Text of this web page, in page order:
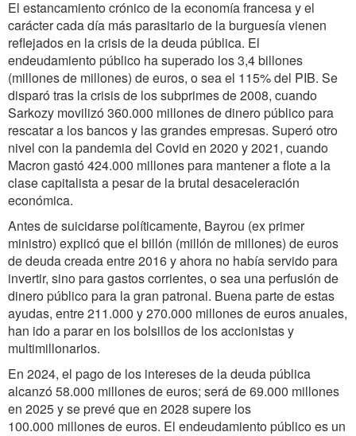
El estancamiento crónico de la economía francesa y el
carácter cada día más parasitario de la burguesía vienen
reflejados en la crisis de la deuda pública. El
endeudamiento público ha superado los 3,4 billones
(millones de millones) de euros, o sea el 115% del PIB. Se
disparó tras la crisis de los subprimes de 2008, cuando
Sarkozy movilizó 360.000 millones de dinero público para
rescatar a los bancos y las grandes empresas. Superó otro
nivel con la pandemia del Covid en 2020 y 2021, cuando
Macron gastó 424.000 millones para mantener a flote a la
clase capitalista a pesar de la brutal desaceleración
económica.
Antes de suicidarse políticamente, Bayrou (ex primer
ministro) explicó que el billón (millón de millones) de euros
de deuda creada entre 2016 y ahora no había servido para
invertir, sino para gastos corrientes, o sea una perfusión de
dinero público para la gran patronal. Buena parte de estas
ayudas, entre 211.000 y 270.000 millones de euros anuales,
han ido a parar en los bolsillos de los accionistas y
multimillonarios.
En 2024, el pago de los intereses de la deuda pública
alcanzó 58.000 millones de euros; será de 69.000 millones
en 2025 y se prevé que en 2028 supere los
100.000 millones de euros. El endeudamiento público es un